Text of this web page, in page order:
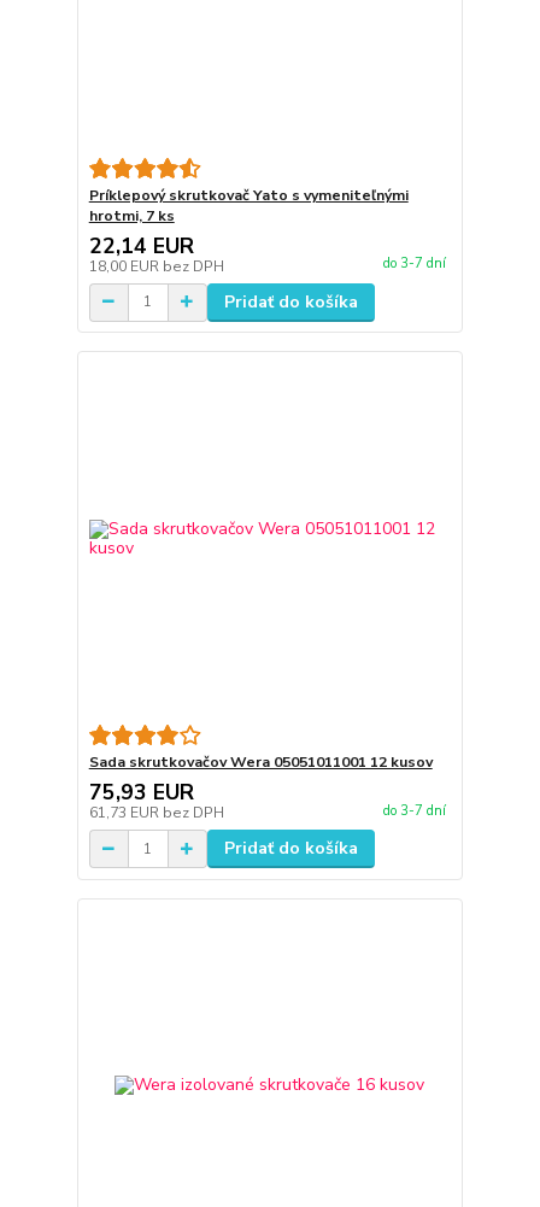
Príklepový skrutkovač Yato s vymeniteľnými
hrotmi, 7 ks
22,14 EUR
18,00 EUR bez DPH do 3-7 dní
Pridať do košíka
Sada skrutkovačov Wera 05051011001 12 kusov
75,93 EUR
61,73 EUR bez DPH do 3-7 dní
Pridať do košíka